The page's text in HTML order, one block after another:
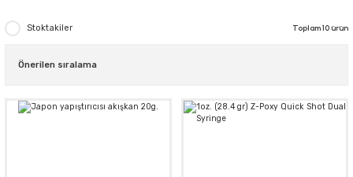
Stoktakiler Toplam 10 ürün